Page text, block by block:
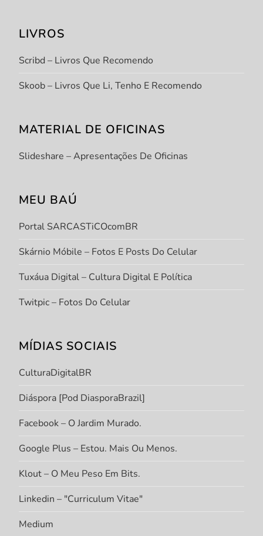
LIVROS
Scribd – Livros Que Recomendo
Skoob – Livros Que Li, Tenho E Recomendo
MATERIAL DE OFICINAS
Slideshare – Apresentações De Oficinas
MEU BAÚ
Portal SARCASTiCOcomBR
Skárnio Móbile – Fotos E Posts Do Celular
Tuxáua Digital – Cultura Digital E Política
Twitpic – Fotos Do Celular
MÍDIAS SOCIAIS
CulturaDigitalBR
Diáspora [Pod DiasporaBrazil]
Facebook – O Jardim Murado.
Google Plus – Estou. Mais Ou Menos.
Klout – O Meu Peso Em Bits.
Linkedin – "Curriculum Vitae"
Medium